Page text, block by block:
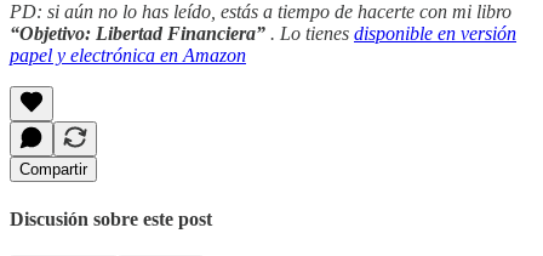
PD: si aún no lo has leído, estás a tiempo de hacerte con mi libro
“Objetivo: Libertad Financiera” . Lo tienes disponible en versión
papel y electrónica en Amazon
Compartir
Discusión sobre este post